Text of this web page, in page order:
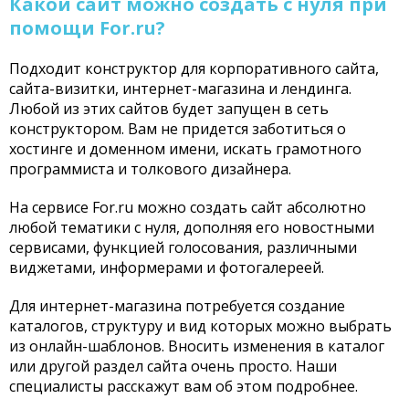
помощи For.ru?
Подходит конструктор для корпоративного сайта,
сайта-визитки, интернет-магазина и лендинга.
Любой из этих сайтов будет запущен в сеть
конструктором. Вам не придется заботиться о
хостинге и доменном имени, искать грамотного
программиста и толкового дизайнера.
На сервисе For.ru можно создать сайт абсолютно
любой тематики с нуля, дополняя его новостными
сервисами, функцией голосования, различными
виджетами, информерами и фотогалереей.
Для интернет-магазина потребуется создание
каталогов, структуру и вид которых можно выбрать
из онлайн-шаблонов. Вносить изменения в каталог
или другой раздел сайта очень просто. Наши
специалисты расскажут вам об этом подробнее.